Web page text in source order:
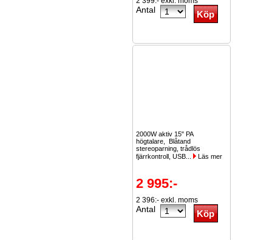
Antal
2000W aktiv 15" PA
högtalare, Blåtand
stereoparning, trådlös
fjärrkontroll, USB...
Läs mer
2 995:-
2 396:- exkl. moms
Antal